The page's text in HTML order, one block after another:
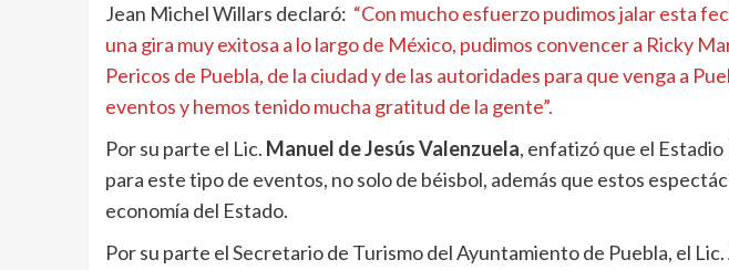
Jean Michel Willars declaró: “Con mucho esfuerzo pudimos jalar esta
una gira muy exitosa a lo largo de México, pudimos convencer a Ricky
Pericos de Puebla, de la ciudad y de las autoridades para que venga a
eventos y hemos tenido mucha gratitud de la gente”.
Por su parte el Lic. Manuel de Jesús Valenzuela, enfatizó que el
para este tipo de eventos, no solo de béisbol, además que estos
economía del Estado.
Por su parte el Secretario de Turismo del Ayuntamiento de Puebla, el Lic.